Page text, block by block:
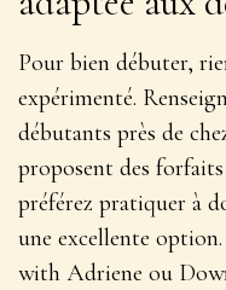
Pour bien débuter,
expérimenté.
débutants près de
proposent des
préférez pratiquer à
une excellente
with Adriene ou